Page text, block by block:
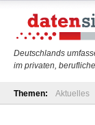
Deutschlands
im privaten,
Themen: Aktuelles